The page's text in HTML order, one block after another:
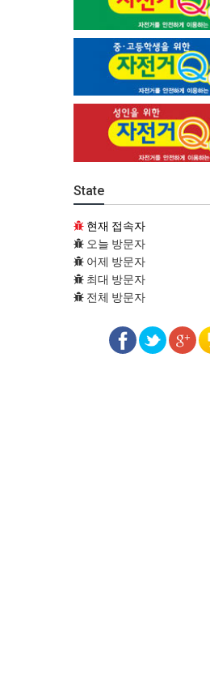
State
현재 접속자
오늘 방문자
어제 방문자
최대 방문자
전체 방문자